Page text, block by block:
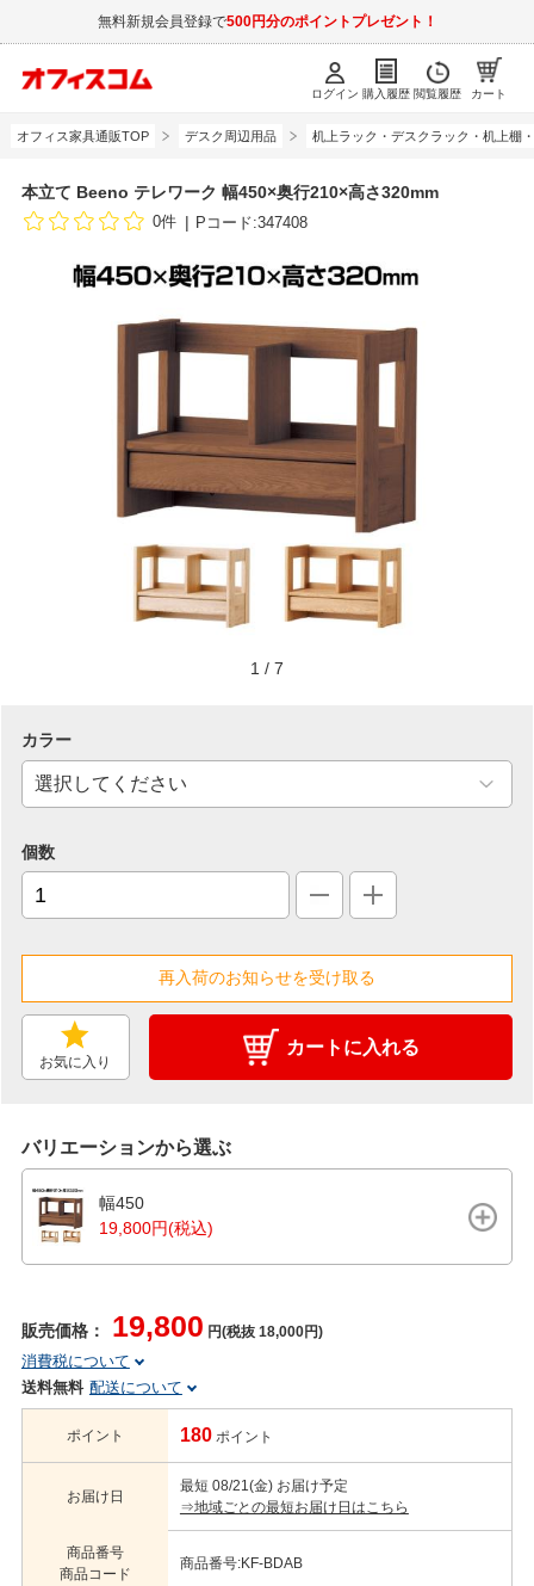
無料新規会員登録で500円分のポイントプレゼント！
ログイン 購入履歴 閲覧履歴 カート
オフィス家具通販TOP デスク周辺用品 机上ラック・デスクラック・机上棚
本立て Beeno テレワーク 幅450×奥行210×高さ320mm
0件 Pコード:347408
1 / 7
カラー
個数
お気に入り
カートに入れる
バリエーションから選ぶ
幅450
19,800円(税込)
販売価格： 19,800 円(税抜 18,000円)
消費税について
送料無料 配送について
ポイント 180 ポイント
お届け日
最短 08/21(金) お届け予定
⇒地域ごとの最短お届け日はこちら
商品番号
商品コード
商品番号:KF-BDAB